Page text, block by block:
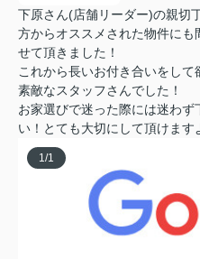
下原さん(店舗リーダー)の親切
方からオススメされた物件にも
せて頂きました！
これから長いお付き合いをし
素敵なスタッフさんでした！
お家選びで迷った際には迷わ
い！とても大切にして頂けます
1/1